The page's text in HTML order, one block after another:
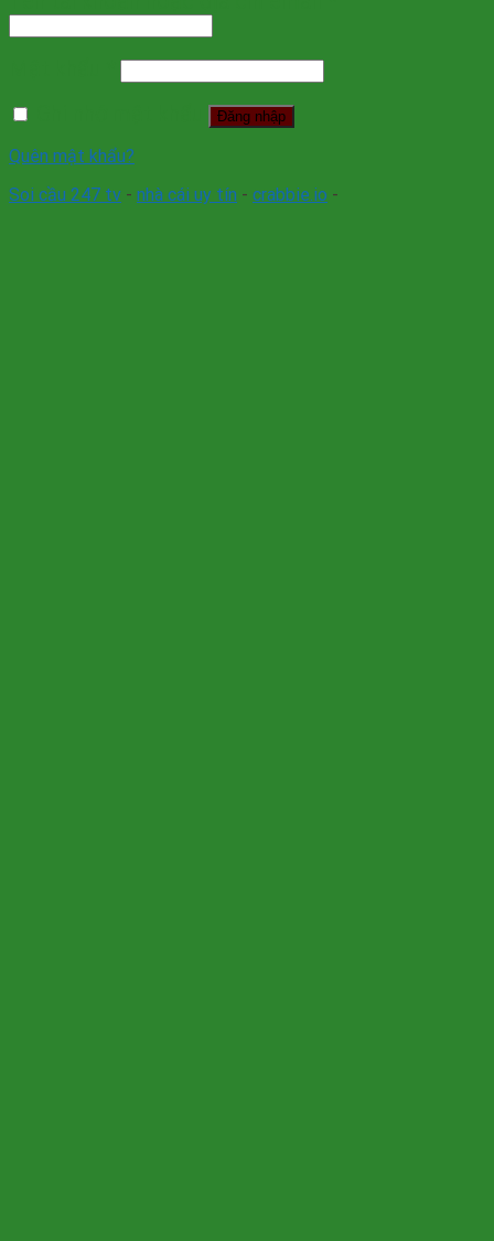
Đăng nhập
Quên mật khẩu?
Soi cầu 247 tv - nhà cái uy tín - crabbie.io -